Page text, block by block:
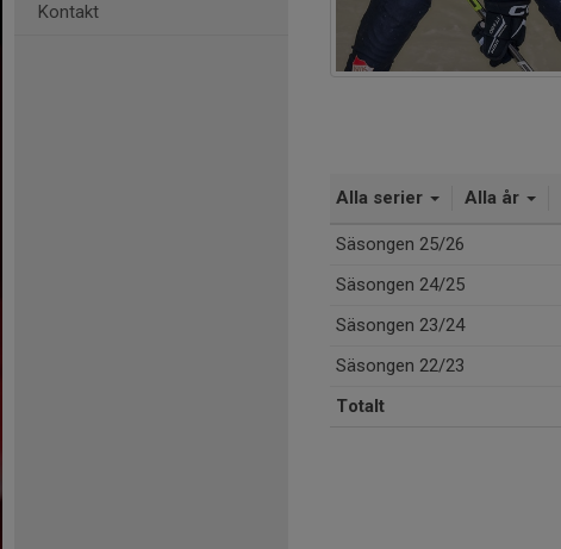
Kontakt
Alla serier Alla år
Säsongen 25/26
Säsongen 24/25
Säsongen 23/24
Säsongen 22/23
Totalt